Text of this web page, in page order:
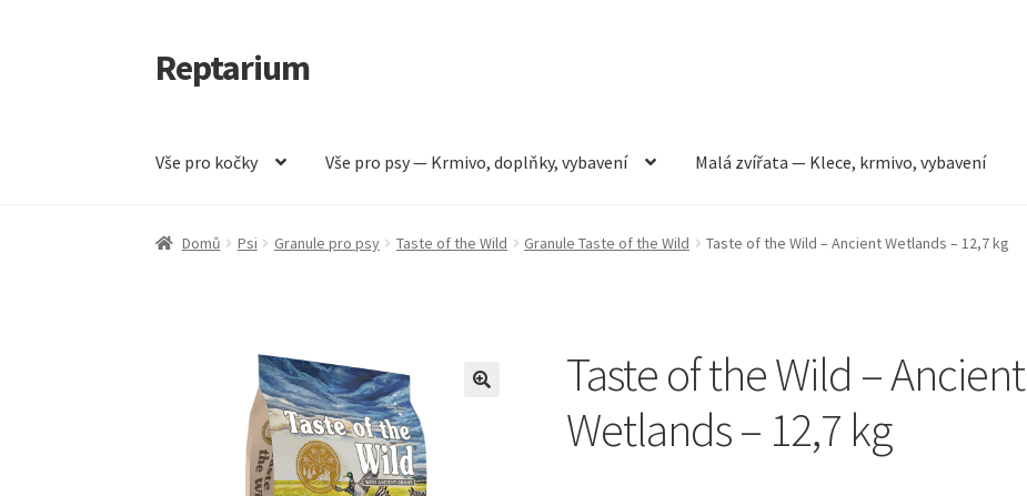
Přeskočit
na
Přejít
k
Reptarium
Vše pro kočky Vše pro psy — Krmivo, doplňky, vybavení Malá zvířata — Klece, krmivo, vybavení
Úvodní stránka Košík Malá zvířata — Klece, krmivo, vybavení Můj účetObchod Pokladna Vše pro kočky
Domů Psi Granule pro psy Taste of the Wild Granule Taste of the Wild Taste of the Wild – Ancient Wetlands – 12,7 kg
Taste of the Wild – Ancient
Wetlands – 12,7 kg